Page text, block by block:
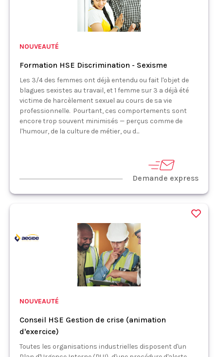
NOUVEAUTÉ
Formation HSE Discrimination - Sexisme
Les 3/4 des femmes ont déjà entendu ou fait l'objet de
blagues sexistes au travail, et 1 femme sur 3 a déjà été
victime de harcèlement sexuel au cours de sa vie
professionnelle. Pourtant, ces comportements sont
encore trop souvent minimisés — perçus comme de
l'humour, de la culture de métier, ou d...
Demande express
NOUVEAUTÉ
Conseil HSE Gestion de crise (animation
d'exercice)
Toutes les organisations industrielles disposent d'un